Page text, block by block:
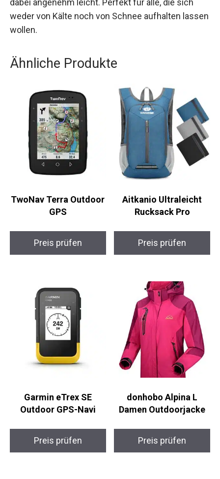
dabei angenehm leicht. Perfekt für alle, die sich
weder von Kälte noch von Schnee aufhalten
lassen wollen.
Ähnliche Produkte
TwoNav Terra
Outdoor GPS
Preis prüfen
Aitkanio Ultraleicht
Rucksack Pro
Preis prüfen
Garmin eTrex SE
Outdoor GPS-Navi
Preis prüfen
donhobo Alpina L
Damen Outdoorjacke
Preis prüfen